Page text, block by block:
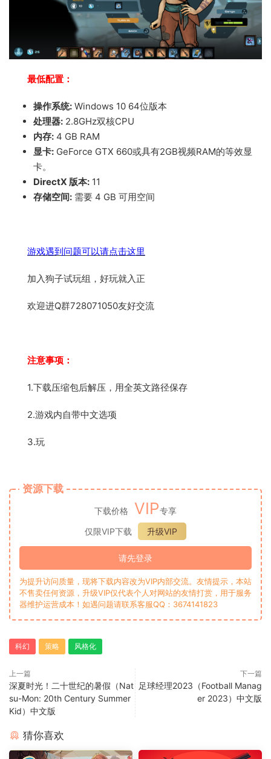
最低配置：
操作系统: Windows 10 64位版本
处理器: 2.8GHz双核CPU
内存: 4 GB RAM
显卡: GeForce GTX 660或具有2GB视频RAM的等效显
卡。
DirectX 版本: 11
存储空间: 需要 4 GB 可用空间
游戏遇到问题可以请点击这里
加入狗子试玩组，好玩就入正
欢迎进Q群728071050友好交流
注意事项：
1.下载压缩包后解压，用全英文路径保存
2.游戏内自带中文选项
3.玩
资源下载
下载价格 VIP专享
仅限VIP下载
升级VIP
请先登录
为提升访问质量，现将下载内容改为VIP内部交流。友情提示，本站
不售卖任何资源，升级VIP仅代表个人对网站的友情打赏，用于服务
器维护运营成本！如遇问题请联系客服QQ：3674141823
科幻 策略 风格化
上一篇
深夏时光！二十世纪的暑假（Nat
su-Mon: 20th Century Summer
Kid）中文版
下一篇
足球经理2023（Football Manag
er 2023）中文版
猜你喜欢